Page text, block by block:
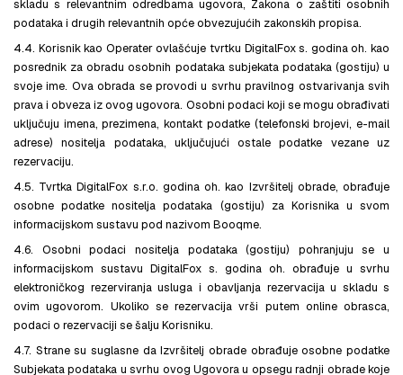
skladu s relevantnim odredbama ugovora, Zakona o zaštiti osobnih
podataka i drugih relevantnih opće obvezujućih zakonskih propisa.
4.4. Korisnik kao Operater ovlašćuje tvrtku DigitalFox s. godina oh. kao
posrednik za obradu osobnih podataka subjekata podataka (gostiju) u
svoje ime. Ova obrada se provodi u svrhu pravilnog ostvarivanja svih
prava i obveza iz ovog ugovora. Osobni podaci koji se mogu obrađivati
​​uključuju imena, prezimena, kontakt podatke (telefonski brojevi, e-mail
adrese) nositelja podataka, uključujući ostale podatke vezane uz
rezervaciju.
4.5. Tvrtka DigitalFox s.r.o. godina oh. kao Izvršitelj obrade, obrađuje
osobne podatke nositelja podataka (gostiju) za Korisnika u svom
informacijskom sustavu pod nazivom Booqme.
4.6. Osobni podaci nositelja podataka (gostiju) pohranjuju se u
informacijskom sustavu DigitalFox s. godina oh. obrađuje u svrhu
elektroničkog rezerviranja usluga i obavljanja rezervacija u skladu s
ovim ugovorom. Ukoliko se rezervacija vrši putem online obrasca,
podaci o rezervaciji se šalju Korisniku.
4.7. Strane su suglasne da Izvršitelj obrade obrađuje osobne podatke
Subjekata podataka u svrhu ovog Ugovora u opsegu radnji obrade koje